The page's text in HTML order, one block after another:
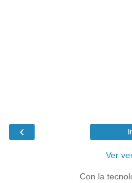
‹
Ver
Con la